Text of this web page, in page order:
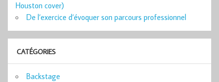
Houston cover)
De l’exercice d’évoquer son parcours professionnel
CATÉGORIES
Backstage